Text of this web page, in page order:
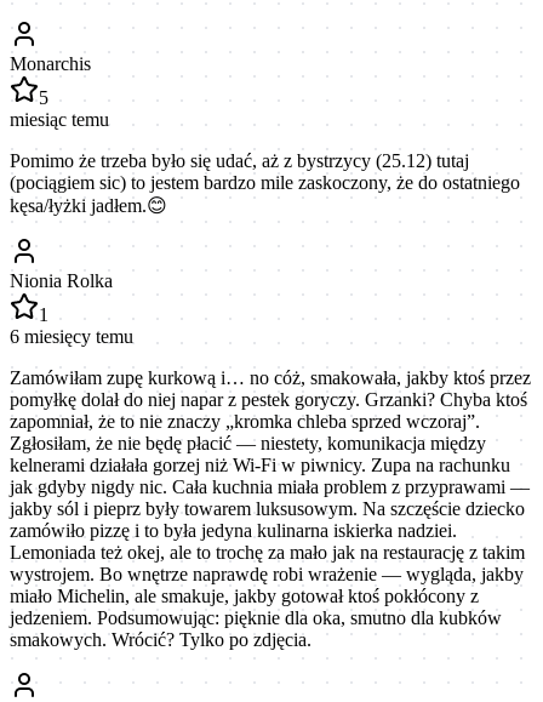
Monarchis
5
miesiąc temu
Pomimo że trzeba było się udać, aż z bystrzycy (25.12) tutaj
(pociągiem sic) to jestem bardzo mile zaskoczony, że do ostatniego
kęsa/łyżki jadłem.😊
Nionia Rolka
1
6 miesięcy temu
Zamówiłam zupę kurkową i… no cóż, smakowała, jakby ktoś przez
pomyłkę dolał do niej napar z pestek goryczy. Grzanki? Chyba ktoś
zapomniał, że to nie znaczy „kromka chleba sprzed wczoraj”.
Zgłosiłam, że nie będę płacić — niestety, komunikacja między
kelnerami działała gorzej niż Wi-Fi w piwnicy. Zupa na rachunku
jak gdyby nigdy nic. Cała kuchnia miała problem z przyprawami —
jakby sól i pieprz były towarem luksusowym. Na szczęście dziecko
zamówiło pizzę i to była jedyna kulinarna iskierka nadziei.
Lemoniada też okej, ale to trochę za mało jak na restaurację z takim
wystrojem. Bo wnętrze naprawdę robi wrażenie — wygląda, jakby
miało Michelin, ale smakuje, jakby gotował ktoś pokłócony z
jedzeniem. Podsumowując: pięknie dla oka, smutno dla kubków
smakowych. Wrócić? Tylko po zdjęcia.